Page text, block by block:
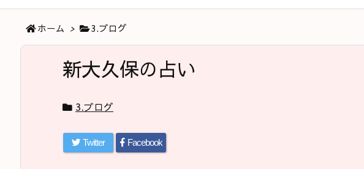
ホーム > 3.ブログ
新大久保の占い
3.ブログ
Twitter Facebook